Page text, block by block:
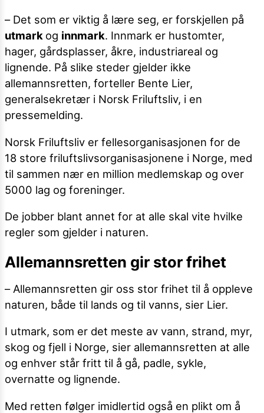
– Det som er viktig å lære seg, er forskjellen på
utmark og innmark. Innmark er hustomter,
hager, gårdsplasser, åkre, industriareal og
lignende. På slike steder gjelder ikke
allemannsretten, forteller Bente Lier,
generalsekretær i Norsk Friluftsliv, i en
pressemelding.
Norsk Friluftsliv er fellesorganisasjonen for de
18 store friluftslivsorganisasjonene i Norge, med
til sammen nær en million medlemskap og over
5000 lag og foreninger.
De jobber blant annet for at alle skal vite hvilke
regler som gjelder i naturen.
Allemannsretten gir stor frihet
– Allemannsretten gir oss stor frihet til å oppleve
naturen, både til lands og til vanns, sier Lier.
I utmark, som er det meste av vann, strand, myr,
skog og fjell i Norge, sier allemannsretten at alle
og enhver står fritt til å gå, padle, sykle,
overnatte og lignende.
Med retten følger imidlertid også en plikt om å